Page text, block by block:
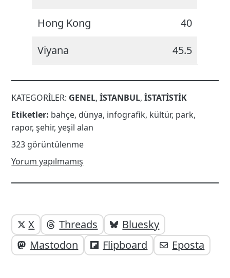
Hong Kong
40
Viyana
45.5
KATEGORILER: GENEL,İSTANBUL,İSTATISTIK
Etiketler: bahçe, dünya, infografik, kültür, park,
rapor,şehir,yeşil alan
323 görüntülenme
Yorum yapılmamış
Yazı
altı
elemanları
Yazıyı
paylaşabilirsiniz;
X Threads
Bluesky
Mastodon
Flipboard Eposta